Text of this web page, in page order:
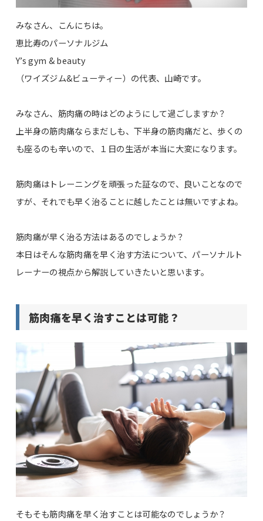
みなさん、こんにちは。
恵比寿のパーソナルジム
Y’s gym & beauty
（ワイズジム&ビューティー）の代表、山崎です。
みなさん、筋肉痛の時はどのようにして過ごしますか？
上半身の筋肉痛ならまだしも、下半身の筋肉痛だと、歩くの
も座るのも辛いので、１日の生活が本当に大変になります。
筋肉痛はトレーニングを頑張った証なので、良いことなので
すが、それでも早く治ることに越したことは無いですよね。
筋肉痛が早く治る方法はあるのでしょうか？
本日はそんな筋肉痛を早く治す方法について、パーソナルト
レーナーの視点から解説していきたいと思います。
筋肉痛を早く治すことは可能？
そもそも筋肉痛を早く治すことは可能なのでしょうか？